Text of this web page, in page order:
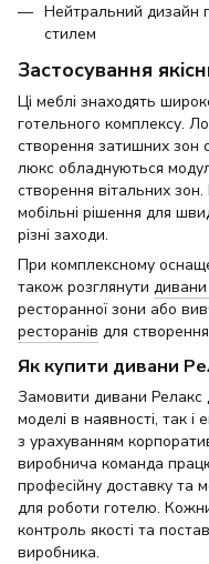
Нейтральний дизайн
стилем
Застосування
Ці меблі знаходять
готельного комплексу.
створення затишних зон
люкс обладнуються
створення вітальних
мобільні рішення для
різні заходи.
При комплексному
також розглянути
ресторанної зони або
ресторанів для
Як купити дивани
Замовити дивани Релакс
моделі в наявності, так і
з урахуванням
виробнича команда
професійну доставку та
для роботи готелю.
контроль якості та
виробника.